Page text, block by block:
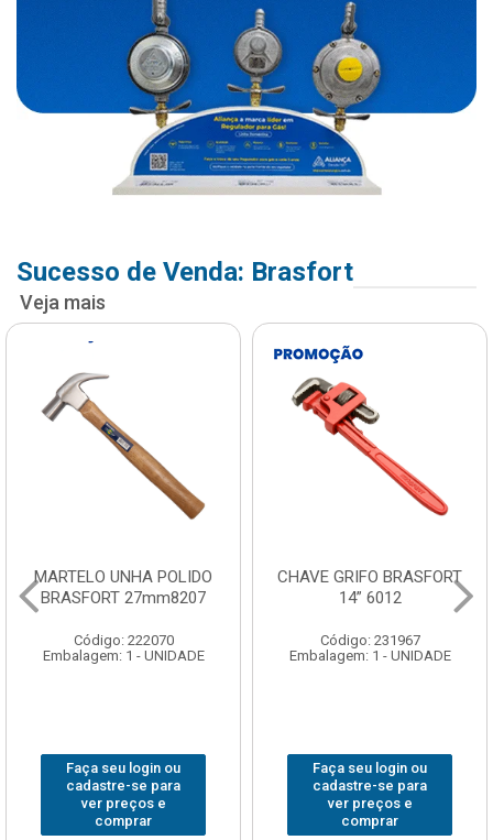
Sucesso de Venda: Brasfort
Veja mais
MARTELO UNHA POLIDO
BRASFORT 27mm8207
Código: 222070
Embalagem: 1 - UNIDADE
Faça seu login ou
cadastre-se para
ver preços e
comprar
CHAVE GRIFO BRASFORT
14” 6012
Código: 231967
Embalagem: 1 - UNIDADE
Faça seu login ou
cadastre-se para
ver preços e
comprar